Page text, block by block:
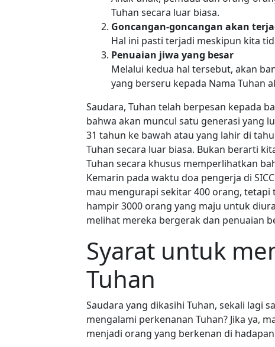
Tuhan secara luar biasa.
Goncangan-goncangan akan
Hal ini pasti terjadi meskipun kita
Penuaian jiwa yang besar
Melalui kedua hal tersebut, akan
yang berseru kepada Nama Tuhan
Saudara, Tuhan telah berpesan kepada
bahwa akan muncul satu generasi yang
31 tahun ke bawah atau yang lahir di
Tuhan secara luar biasa. Bukan berarti
Tuhan secara khusus memperlihatkan
Kemarin pada waktu doa pengerja di
mau mengurapi sekitar 400 orang,
hampir 3000 orang yang maju untuk
melihat mereka bergerak dan penuaian
Syarat untuk
Tuhan
Saudara yang dikasihi Tuhan, sekali lagi
mengalami perkenanan Tuhan? Jika ya,
menjadi orang yang berkenan di